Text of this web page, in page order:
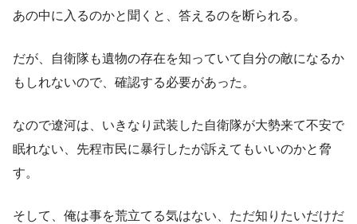
あの中に入るのかと聞くと、答えるのを断られる。
だが、自衛隊も遺物の存在を知っていて自分の敵になるか
もしれないので、確認する必要があった。
なので遼河は、いきなり武装した自衛隊が大勢来て不安で
眠れない、先程市民に暴行したが訴えてもいいのかと脅
す。
そして、俺は事を荒立てる気はない、ただ知りたいだけだ